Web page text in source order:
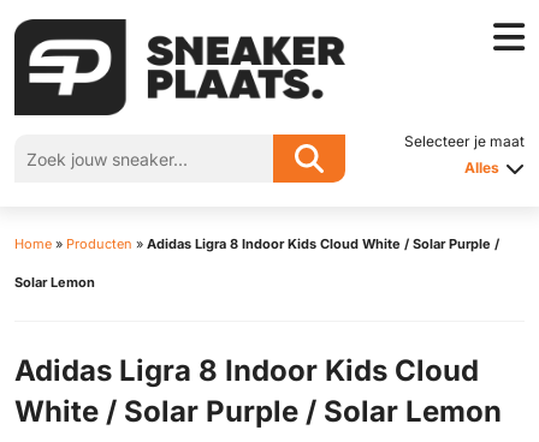
Selecteer je maat
Alles
Home » Producten » Adidas Ligra 8 Indoor Kids Cloud White / Solar Purple /
Solar Lemon
Adidas Ligra 8 Indoor Kids Cloud
White / Solar Purple / Solar Lemon